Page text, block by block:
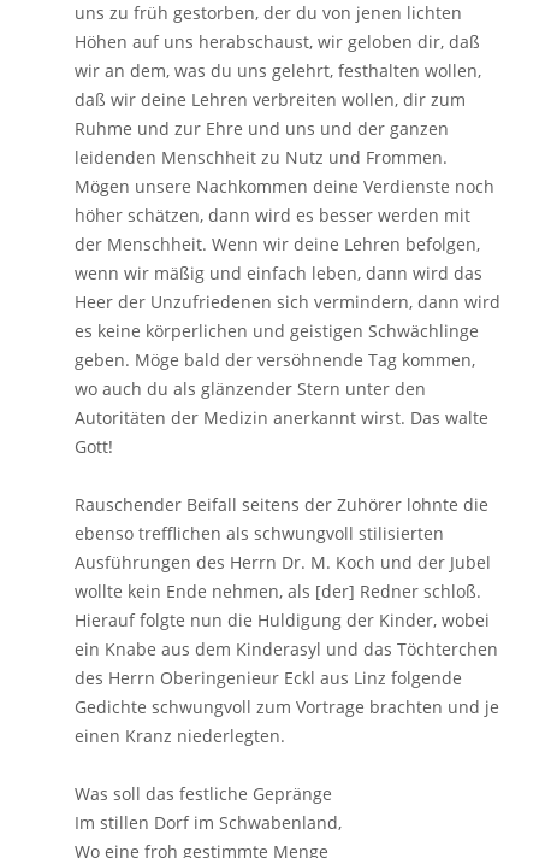
uns zu früh gestorben, der du von jenen lichten
Höhen auf uns herabschaust, wir geloben dir, daß
wir an dem, was du uns gelehrt, festhalten wollen,
daß wir deine Lehren verbreiten wollen, dir zum
Ruhme und zur Ehre und uns und der ganzen
leidenden Menschheit zu Nutz und Frommen.
Mögen unsere Nachkommen deine Verdienste noch
höher schätzen, dann wird es besser werden mit
der Menschheit. Wenn wir deine Lehren befolgen,
wenn wir mäßig und einfach leben, dann wird das
Heer der Unzufriedenen sich vermindern, dann wird
es keine körperlichen und geistigen Schwächlinge
geben. Möge bald der versöhnende Tag kommen,
wo auch du als glänzender Stern unter den
Autoritäten der Medizin anerkannt wirst. Das walte
Gott!
Rauschender Beifall seitens der Zuhörer lohnte die
ebenso trefflichen als schwungvoll stilisierten
Ausführungen des Herrn Dr. M. Koch und der Jubel
wollte kein Ende nehmen, als [der] Redner schloß.
Hierauf folgte nun die Huldigung der Kinder, wobei
ein Knabe aus dem Kinderasyl und das Töchterchen
des Herrn Oberingenieur Eckl aus Linz folgende
Gedichte schwungvoll zum Vortrage brachten und je
einen Kranz niederlegten.
Was soll das festliche Gepränge
Im stillen Dorf im Schwabenland,
Wo eine froh gestimmte Menge